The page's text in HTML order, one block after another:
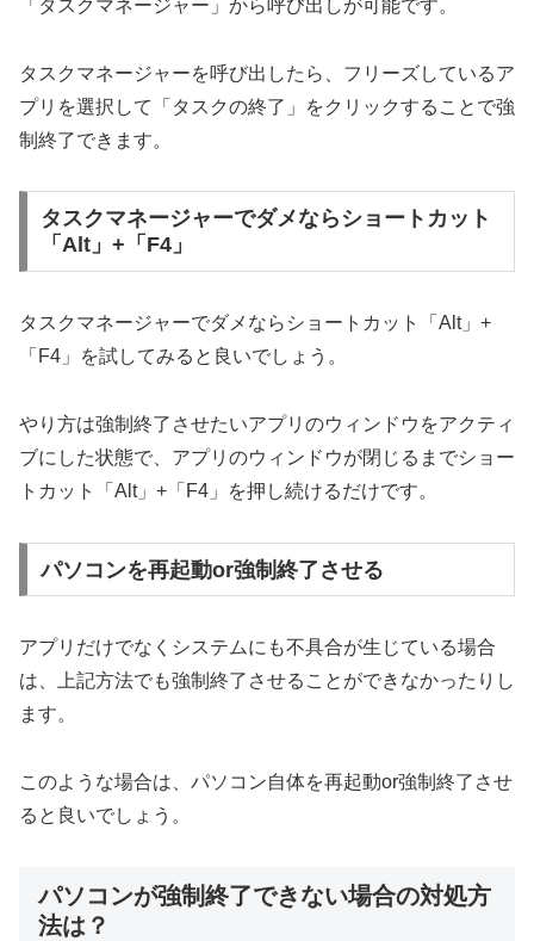
「タスクマネージャー」から呼び出しが可能です。
タスクマネージャーを呼び出したら、フリーズしているア
プリを選択して「タスクの終了」をクリックすることで強
制終了できます。
タスクマネージャーでダメならショートカット
「Alt」+「F4」
タスクマネージャーでダメならショートカット「Alt」+
「F4」を試してみると良いでしょう。
やり方は強制終了させたいアプリのウィンドウをアクティ
ブにした状態で、アプリのウィンドウが閉じるまでショー
トカット「Alt」+「F4」を押し続けるだけです。
パソコンを再起動or強制終了させる
アプリだけでなくシステムにも不具合が生じている場合
は、上記方法でも強制終了させることができなかったりし
ます。
このような場合は、パソコン自体を再起動or強制終了させ
ると良いでしょう。
パソコンが強制終了できない場合の対処方
法は？